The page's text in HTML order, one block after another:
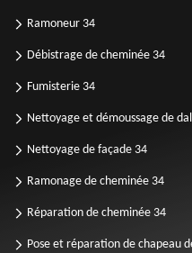
Ramoneur 34
Débistrage de cheminée 34
Fumisterie 34
Nettoyage et démoussage de
Nettoyage de façade 34
Ramonage de cheminée 34
Réparation de cheminée 34
Pose et réparation de chapeau